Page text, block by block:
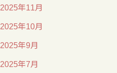
2025年11月
2025年10月
2025年9月
2025年7月